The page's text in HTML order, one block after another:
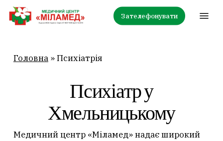
Skip
Зателефонувати
Головна»Психіатрія
Психіатр у
Хмельницькому
Медичний центр «Міламед» надає широкий